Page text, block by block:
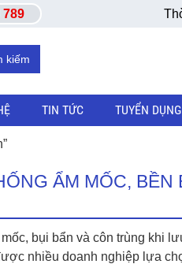
789
kiếm
TIN TỨC TUYỂN DỤNG
ẨM MỐC, BỀN
bụi bẩn và côn trùng khi
nhiều doanh nghiệp lựa